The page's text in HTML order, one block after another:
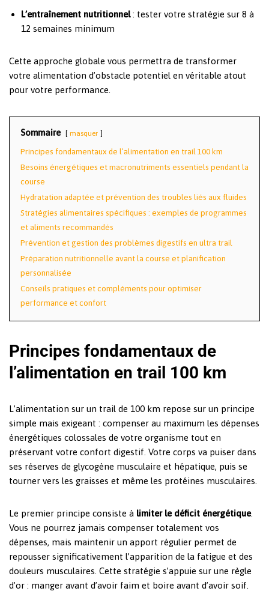
L’entraînement nutritionnel: tester votre stratégie sur 8 à
12 semaines minimum
Cette approche globale vous permettra de transformer
votre alimentation d’obstacle potentiel en véritable atout
pour votre performance.
Sommaire masquer
Principes fondamentaux de l’alimentation en trail 100 km
Besoins énergétiques et macronutriments essentiels pendant la
course
Hydratation adaptée et prévention des troubles liés aux fluides
Stratégies alimentaires spécifiques : exemples de programmes
et aliments recommandés
Prévention et gestion des problèmes digestifs en ultra trail
Préparation nutritionnelle avant la course et planification
personnalisée
Conseils pratiques et compléments pour optimiser
performance et confort
Principes fondamentaux de
l’alimentation en trail 100 km
L’alimentation sur un trail de 100 km repose sur un principe
simple mais exigeant : compenser au maximum les dépenses
énergétiques colossales de votre organisme tout en
préservant votre confort digestif. Votre corps va puiser dans
ses réserves de glycogène musculaire et hépatique, puis se
tourner vers les graisses et même les protéines musculaires.
Le premier principe consiste à limiter le déficit énergétique.
Vous ne pourrez jamais compenser totalement vos
dépenses, mais maintenir un apport régulier permet de
repousser significativement l’apparition de la fatigue et des
douleurs musculaires. Cette stratégie s’appuie sur une règle
d’or : manger avant d’avoir faim et boire avant d’avoir soif.